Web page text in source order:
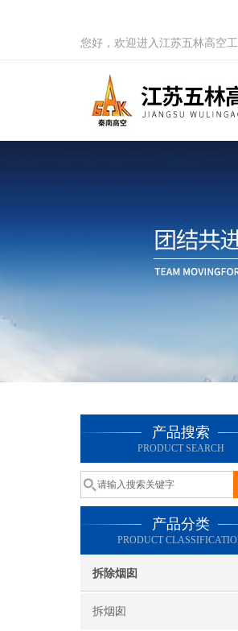
您好，欢迎进入江苏五林高空
产品搜索
PRODUCT SEARCH
产品分类
PRODUCT
拆除烟囱
拆烟囱